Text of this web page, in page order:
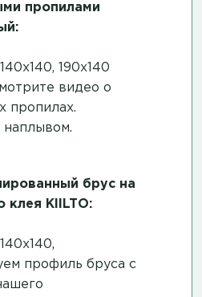
пропилами
190х140
видео о
пропилах.
наплывом.
брус на
клея KIILTO:
профиль бруса с